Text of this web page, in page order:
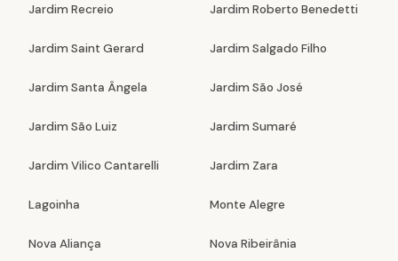
Jardim Recreio Jardim Roberto Benedetti
Jardim Saint Gerard Jardim Salgado Filho
Jardim Santa Ângela Jardim São José
Jardim São Luiz Jardim Sumaré
Jardim Vilico Cantarelli Jardim Zara
Lagoinha Monte Alegre
Nova Aliança Nova Ribeirânia